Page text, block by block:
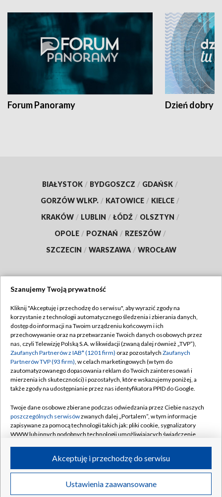
Forum Panoramy Dzień dobry
BIAŁYSTOK / BYDGOSZCZ / GDAŃSK /
GORZÓW WLKP. / KATOWICE / KIELCE /
KRAKÓW / LUBLIN / ŁÓDŹ / OLSZTYN /
OPOLE / POZNAŃ / RZESZÓW /
SZCZECIN / WARSZAWA / WROCŁAW
TVP
Abonament TVP
Emisja w TVP
Centrum informacji TVP
Naziemna Telewizja Cyfrowa
Rada Programowa
System NOS
Informacje o nadawcy
Program dla prasy
Ogłoszenie przetargowe
Regulamin TVP
Polityka prywatności
Moje zgody
Pomoc
Kontakt
Kanały
©2026 Telewizja Polska S.A. w likwidacji
Szanujemy Twoją prywatność
Kliknij "Akceptuję i przechodzę do serwisu", aby wyrazić zgody na
korzystanie z technologii automatycznego śledzenia i zbierania danych,
dostęp do informacji na Twoim urządzeniu końcowym i ich
przechowywanie oraz na przetwarzanie Twoich danych osobowych przez
nas, czyli Telewizję Polską S.A. w likwidacji (zwaną dalej również „TVP”),
Zaufanych Partnerów z IAB* (1201 firm) oraz pozostałych Zaufanych
Partnerów TVP (93 firm), w celach marketingowych (w tym do
zautomatyzowanego dopasowania reklam do Twoich zainteresowań i
mierzenia ich skuteczności) i pozostałych, które wskazujemy poniżej, a
także zgody na udostępnianie przez nas identyfikatora PPID do Google.
Twoje dane osobowe zbierane podczas odwiedzania przez Ciebie naszych
poszczególnych serwisówzwanych dalej „Portalem”, w tym informacje
zapisywane za pomocą technologii takich jak: pliki cookie, sygnalizatory
WWW lub innych podobnych technologii umożliwiających świadczenie
ruchu w Internecie.
Twoje dane osobowe zbierane podczas odwiedzania przez Ciebie
poszczególnych serwisówna Portalu, takie jak adresy IP, identyfikatory
Ustawienia zaawansowane
Akceptuję i przechodzę do serwisu